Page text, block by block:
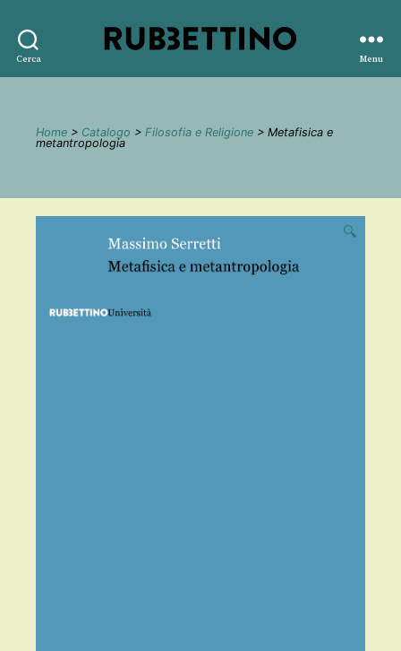
Cerca
editore
Menu
Home > Catalogo > Filosofia e Religione > Metafisica e
metantropologia
🔍